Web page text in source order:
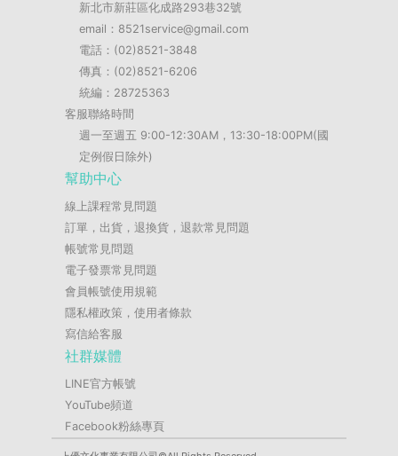
新北市新莊區化成路293巷32號
email：8521service@gmail.com
電話：(02)8521-3848
傳真：(02)8521-6206
統編：28725363
客服聯絡時間
週一至週五 9:00-12:30AM，13:30-18:00PM(國
定例假日除外)
幫助中心
線上課程常見問題
訂單，出貨，退換貨，退款常見問題
帳號常見問題
電子發票常見問題
會員帳號使用規範
隱私權政策，使用者條款
寫信給客服
社群媒體
LINE官方帳號
YouTube頻道
Facebook粉絲專頁